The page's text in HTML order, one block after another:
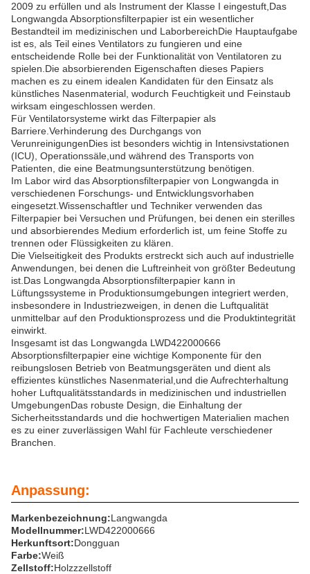
2009 zu erfüllen und als Instrument der Klasse I eingestuft,Das
Longwangda Absorptionsfilterpapier ist ein wesentlicher
Bestandteil im medizinischen und LaborbereichDie Hauptaufgabe
ist es, als Teil eines Ventilators zu fungieren und eine
entscheidende Rolle bei der Funktionalität von Ventilatoren zu
spielen.Die absorbierenden Eigenschaften dieses Papiers
machen es zu einem idealen Kandidaten für den Einsatz als
künstliches Nasenmaterial, wodurch Feuchtigkeit und Feinstaub
wirksam eingeschlossen werden.
Für Ventilatorsysteme wirkt das Filterpapier als
Barriere.Verhinderung des Durchgangs von
VerunreinigungenDies ist besonders wichtig in Intensivstationen
(ICU), Operationssäle,und während des Transports von
Patienten, die eine Beatmungsunterstützung benötigen.
Im Labor wird das Absorptionsfilterpapier von Longwangda in
verschiedenen Forschungs- und Entwicklungsvorhaben
eingesetzt.Wissenschaftler und Techniker verwenden das
Filterpapier bei Versuchen und Prüfungen, bei denen ein sterilles
und absorbierendes Medium erforderlich ist, um feine Stoffe zu
trennen oder Flüssigkeiten zu klären.
Die Vielseitigkeit des Produkts erstreckt sich auch auf industrielle
Anwendungen, bei denen die Luftreinheit von größter Bedeutung
ist.Das Longwangda Absorptionsfilterpapier kann in
Lüftungssysteme in Produktionsumgebungen integriert werden,
insbesondere in Industriezweigen, in denen die Luftqualität
unmittelbar auf den Produktionsprozess und die Produktintegrität
einwirkt.
Insgesamt ist das Longwangda LWD422000666
Absorptionsfilterpapier eine wichtige Komponente für den
reibungslosen Betrieb von Beatmungsgeräten und dient als
effizientes künstliches Nasenmaterial,und die Aufrechterhaltung
hoher Luftqualitätsstandards in medizinischen und industriellen
UmgebungenDas robuste Design, die Einhaltung der
Sicherheitsstandards und die hochwertigen Materialien machen
es zu einer zuverlässigen Wahl für Fachleute verschiedener
Branchen.
Anpassung:
Markenbezeichnung:Langwangda
Modellnummer:LWD422000666
Herkunftsort:Dongguan
Farbe:Weiß
Zellstoff:Holzzzellstoff